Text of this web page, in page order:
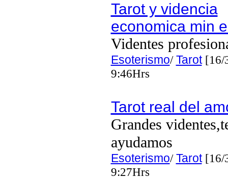
Tarot y videncia
economica min
Videntes
Esoterismo/Tarot[16/
9:46Hrs
Tarot real del
Grandes
ayudamos
Esoterismo/Tarot[16/
9:27Hrs